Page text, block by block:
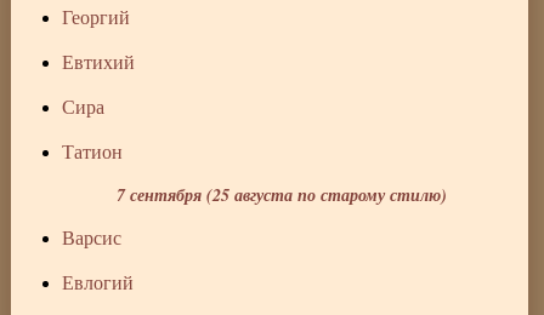
Георгий
Евтихий
Сира
Татион
7 сентября (25 августа по старому стилю)
Варсис
Евлогий